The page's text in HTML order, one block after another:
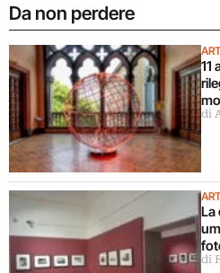
Da non perdere
11
di
La
di